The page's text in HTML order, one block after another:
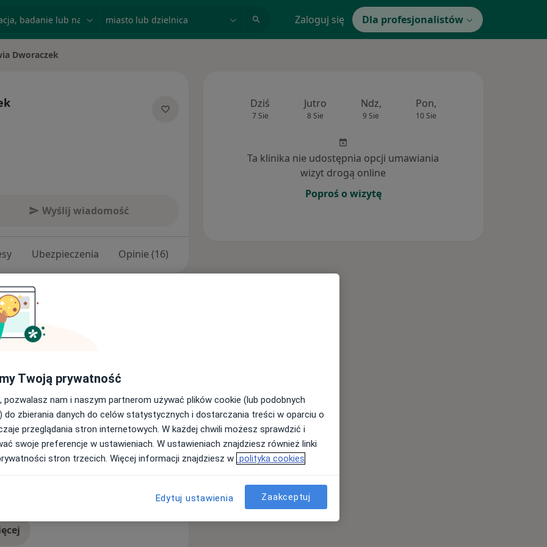
Zaloguj się Dla profesjonalistów
Dworaczek
Wyślij wiadomość
Ubezpieczenia Opinie (16)
z profesją zaczęłam zaraz po
Opolskiej. Po siedmiu latach
Silesiacum w Kamieniu
Gabinecie Rehabilitacji w
przywracaniu sprawności
się być liczne kursy i szkolenia,
studia podyplomowe w
na kierunku podologia.
dokonywanie głębszej diagnostyki
w obrębie stóp, co z
wad postawy.
sukcesywnie. Do swojej pracy
W moim holistycznym podejściu
Stany pooperacyjne
+25a11y_sr_more_diseases
Dziś
7 Sie
Jutro
8 Sie
Ndz,
9 Sie
Pon,
10 Sie
Ta klinika nie udostępnia opcji umawiania
wizyt drogą online
Poproś o wizytę
Twoją prywatność
pozwalasz nam i naszym partnerom używać plików cookie (lub podobnych
do zbierania danych do celów statystycznych i dostarczania treści w oparciu o
przeglądania stron internetowych. W każdej chwili możesz sprawdzić i
swoje preferencje w ustawieniach. W ustawieniach znajdziesz również linki
stron trzecich. Więcej informacji znajdziesz w polityka cookies
Edytuj ustawienia Zaakceptuj